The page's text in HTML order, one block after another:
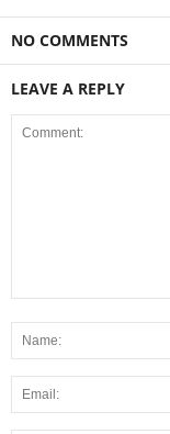
NO COMMENTS
LEAVE A REPLY